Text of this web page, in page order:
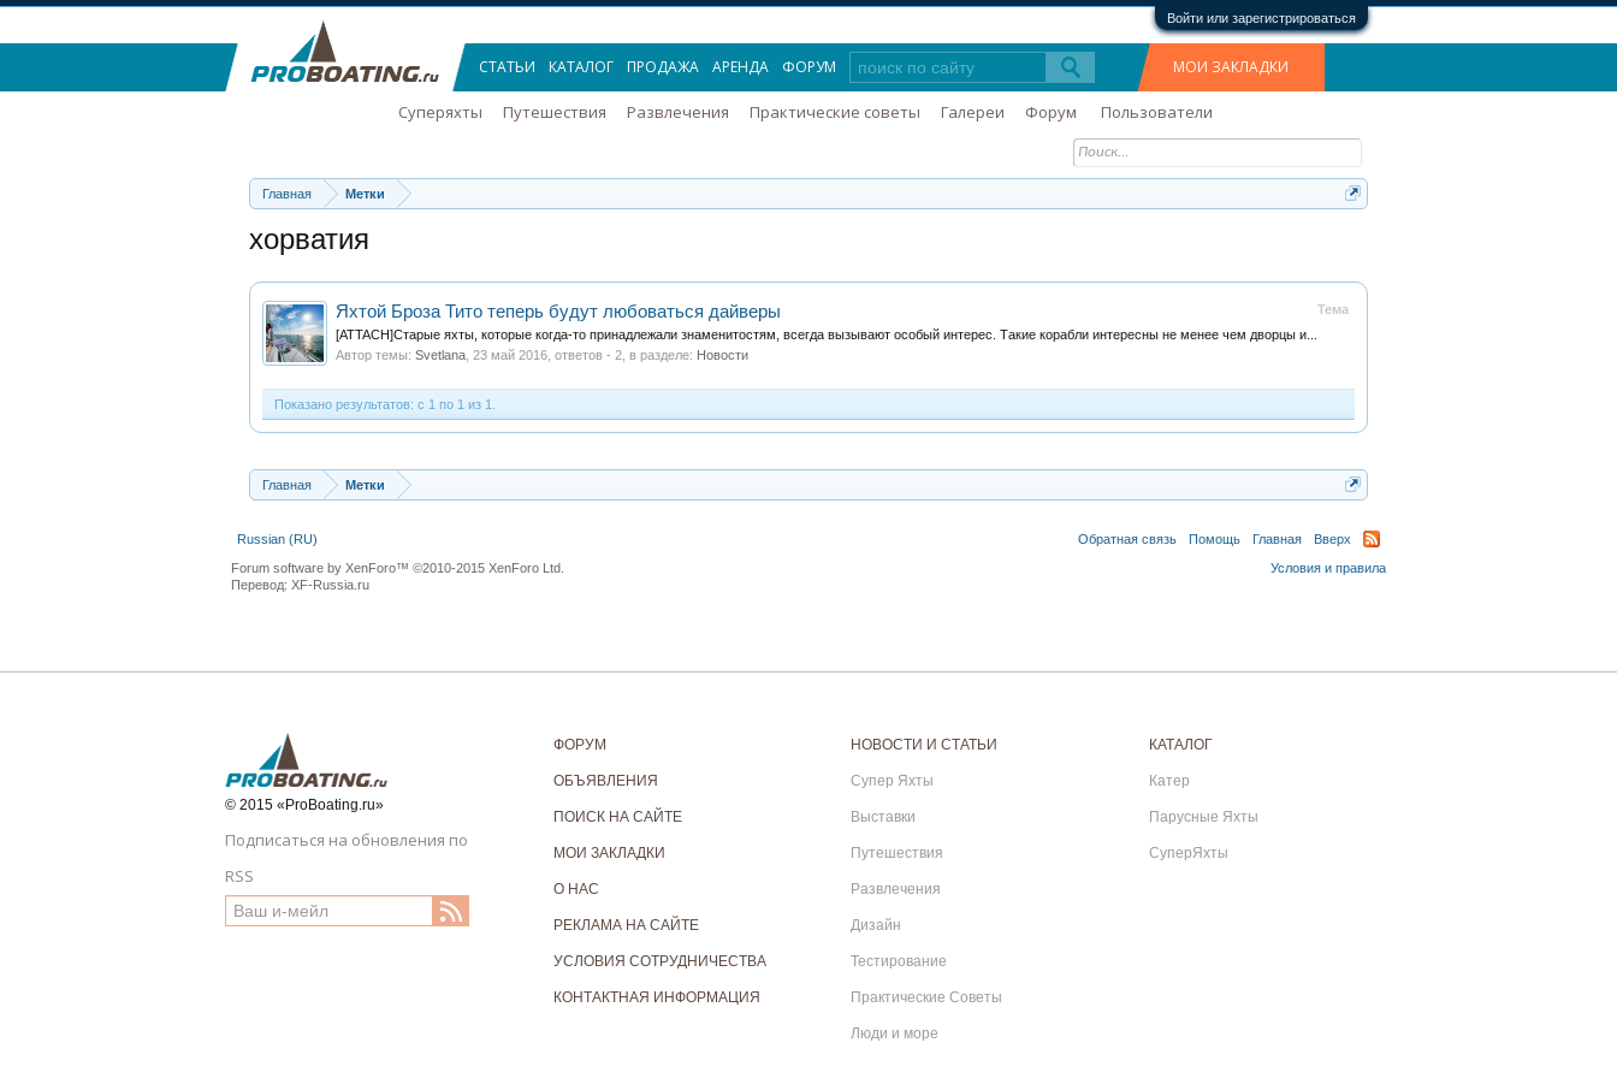
Войти или зарегистрироваться
Главная Метки
хорватия
Тема
Яхтой Броза Тито теперь будут любоваться дайверы
[ATTACH]Старые яхты, которые когда-то принадлежали знаменитостям, всегда вызывают особый интерес. Такие корабли интересны не менее чем дворцы и...
Автор темы: Svetlana 23 май 2016 , ответов - 2, в разделе: Новости
Показано результатов: с 1 по 1 из 1.
Главная Метки
СТАТЬИ КАТАЛОГ ПРОДАЖА АРЕНДА ФОРУМ МОИ ЗАКЛАДКИ
Суперяхты Путешествия Развлечения Практические советы Галереи Форум Пользователи
Russian (RU) Обратная связь Помощь Главная
Вверх
Условия и правила
Forum software by XenForo™ ©2010-2015 XenForo Ltd.
Перевод: XF-Russia.ru
© 2015 «ProBoating.ru»
Подписаться на обновления по
RSS
ФОРУМ
ОБЪЯВЛЕНИЯ
ПОИСК НА САЙТЕ
МОИ ЗАКЛАДКИ
О НАС
РЕКЛАМА НА САЙТЕ
УСЛОВИЯ СОТРУДНИЧЕСТВА
КОНТАКТНАЯ ИНФОРМАЦИЯ
НОВОСТИ И СТАТЬИ
Супер Яхты
Выставки
Путешествия
Развлечения
Дизайн
Тестирование
Практические Советы
Люди и море
КАТАЛОГ
Катер
Парусные Яхты
СуперЯхты